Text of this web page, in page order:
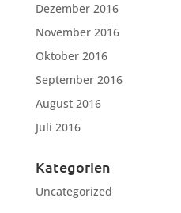
Dezember 2016
November 2016
Oktober 2016
September 2016
August 2016
Juli 2016
Kategorien
Uncategorized